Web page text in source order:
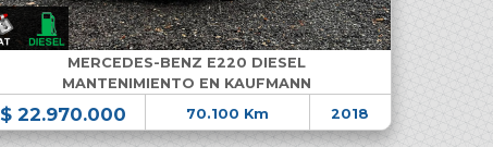
MERCEDES-BENZ E220 DIESEL
MANTENIMIENTO EN KAUFMANN
$ 22.970.000 70.100 Km 2018